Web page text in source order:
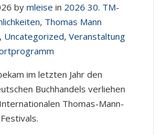
by mleise in 2026 30. TM-
, Thomas Mann
, Uncategorized, Veranstaltung
im letzten Jahr den
Buchhandels verliehen
Thomas-Mann-
Festivals.